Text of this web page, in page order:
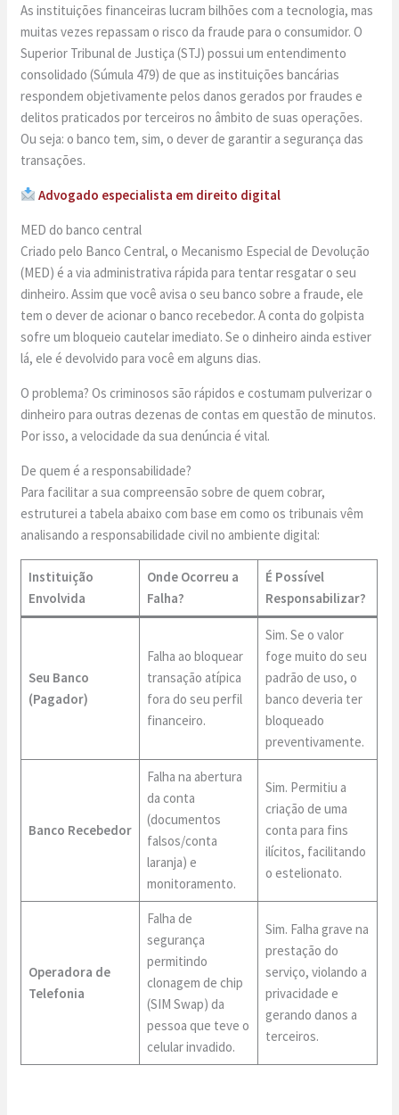
As instituições financeiras lucram bilhões com a tecnologia, mas
muitas vezes repassam o risco da fraude para o consumidor. O
Superior Tribunal de Justiça (STJ) possui um entendimento
consolidado (Súmula 479) de que as instituições bancárias
respondem objetivamente pelos danos gerados por fraudes e
delitos praticados por terceiros no âmbito de suas operações.
Ou seja: o banco tem, sim, o dever de garantir a segurança das
transações.
Advogado especialista em direito digital
MED do banco central
Criado pelo Banco Central, o Mecanismo Especial de Devolução
(MED) é a via administrativa rápida para tentar resgatar o seu
dinheiro. Assim que você avisa o seu banco sobre a fraude, ele
tem o dever de acionar o banco recebedor. A conta do golpista
sofre um bloqueio cautelar imediato. Se o dinheiro ainda estiver
lá, ele é devolvido para você em alguns dias.
O problema? Os criminosos são rápidos e costumam pulverizar o
dinheiro para outras dezenas de contas em questão de minutos.
Por isso, a velocidade da sua denúncia é vital.
De quem é a responsabilidade?
Para facilitar a sua compreensão sobre de quem cobrar,
estruturei a tabela abaixo com base em como os tribunais vêm
analisando a responsabilidade civil no ambiente digital:
Instituição
Envolvida
Onde Ocorreu a
Falha?
É Possível
Responsabilizar?
Seu Banco
(Pagador)
Falha ao bloquear
transação atípica
fora do seu perfil
financeiro.
Sim. Se o valor
foge muito do seu
padrão de uso, o
banco deveria ter
bloqueado
preventivamente.
Banco Recebedor
Falha na abertura
da conta
(documentos
falsos/conta
laranja) e
monitoramento.
Sim. Permitiu a
criação de uma
conta para fins
ilícitos, facilitando
o estelionato.
Operadora de
Telefonia
Falha de
segurança
permitindo
clonagem de chip
(SIM Swap) da
pessoa que teve o
celular invadido.
Sim. Falha grave na
prestação do
serviço, violando a
privacidade e
gerando danos a
terceiros.